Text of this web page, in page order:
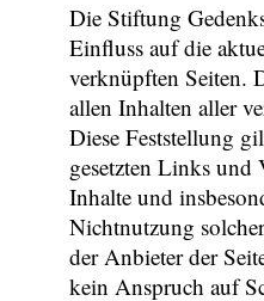
Die Stiftung
Einfluss auf die
verknüpften Seiten.
allen Inhalten aller
Diese Feststellung
gesetzten Links und
Inhalte und
Nichtnutzung
der Anbieter der
kein Anspruch auf